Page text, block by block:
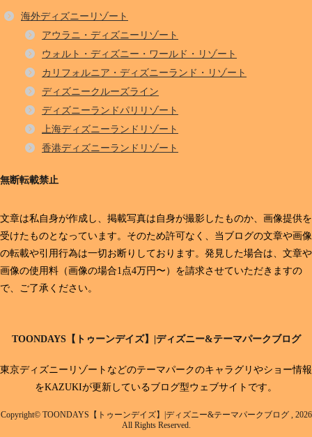
海外ディズニーリゾート
アウラニ・ディズニーリゾート
ウォルト・ディズニー・ワールド・リゾート
カリフォルニア・ディズニーランド・リゾート
ディズニークルーズライン
ディズニーランドパリリゾート
上海ディズニーランドリゾート
香港ディズニーランドリゾート
無断転載禁止
文章は私自身が作成し、掲載写真は自身が撮影したものか、画像提供を
受けたものとなっています。そのため許可なく、当ブログの文章や画像
の転載や引用行為は一切お断りしております。発見した場合は、文章や
画像の使用料（画像の場合1点4万円〜）を請求させていただきますの
で、ご了承ください。
TOONDAYS【トゥーンデイズ】|ディズニー&テーマパークブログ
東京ディズニーリゾートなどのテーマパークのキャラグリやショー情報
をKAZUKIが更新しているブログ型ウェブサイトです。
Copyright© TOONDAYS【トゥーンデイズ】|ディズニー&テーマパークブログ , 2026
All Rights Reserved.